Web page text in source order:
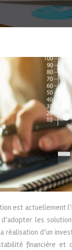
est actuellement
les
réalisation d’un
financière et